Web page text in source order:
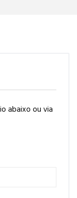
abaixo ou via